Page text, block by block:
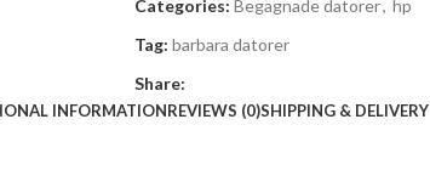
Categories: Begagnade datorer, hp
Tag: barbara datorer
Share:
INFORMATIONREVIEWS (0)SHIPPING & DELIVERY